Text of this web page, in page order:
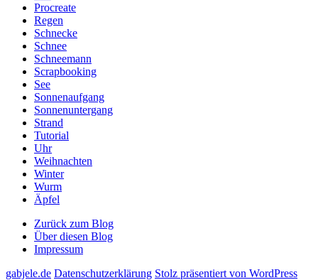
Procreate
Regen
Schnecke
Schnee
Schneemann
Scrapbooking
See
Sonnenaufgang
Sonnenuntergang
Strand
Tutorial
Uhr
Weihnachten
Winter
Wurm
Äpfel
Zurück zum Blog
Über diesen Blog
Impressum
gabjele.de Datenschutzerklärung Stolz präsentiert von WordPress